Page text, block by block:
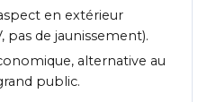
en extérieur
pas de jaunissement).
alternative au
public.